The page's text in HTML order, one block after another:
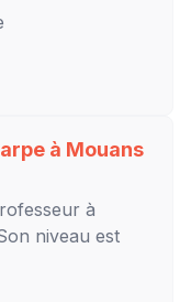
à Mouans
à
niveau est